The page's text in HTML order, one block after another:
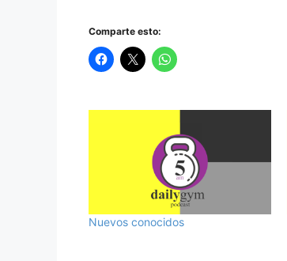
Comparte esto:
Nuevos conocidos